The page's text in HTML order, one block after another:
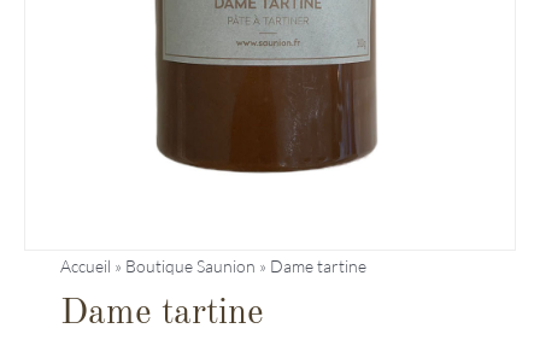
Accueil » Boutique Saunion » Dame tartine
Dame tartine